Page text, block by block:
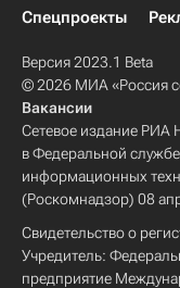
Спецпроекты
Версия 2023.1 Beta
© 2026 МИА «Россия
Вакансии
Сетевое издание РИА
в Федеральной
информационных
(Роскомнадзор) 08
Свидетельство о
Учредитель:
предприятие